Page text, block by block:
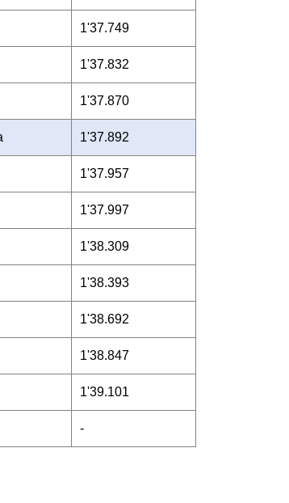
1'37.749
1'37.832
1'37.870
1'37.892
1'37.957
1'37.997
1'38.309
1'38.393
1'38.692
1'38.847
1'39.101
-